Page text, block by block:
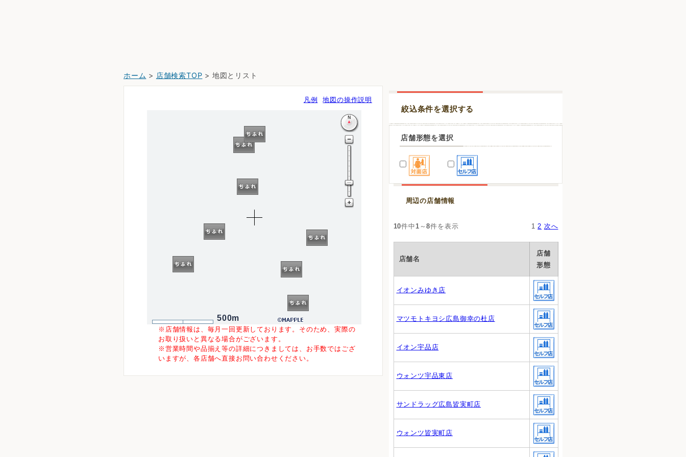
ホーム > 店舗検索TOP > 地図とリスト
凡例 地図の操作説明
500m
※店舗情報は、毎月一回更新しております。そのため、実際の
お取り扱いと異なる場合がございます。
※営業時間や品揃え等の詳細につきましては、お手数ではござ
いますが、各店舗へ直接お問い合わせください。
絞込条件を選択する
店舗形態を選択
周辺の店舗情報
10件中 1 ～8件を表示 1 2 次へ
店舗名
店舗
形態
イオンみゆき店
マツモトキヨシ広島御幸の杜店
イオン宇品店
ウォンツ宇品東店
サンドラッグ広島皆実町店
ウォンツ皆実町店